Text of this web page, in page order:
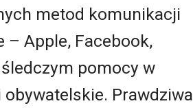
metod komunikacji
Apple, Facebook,
pomocy w
Prawdziwa